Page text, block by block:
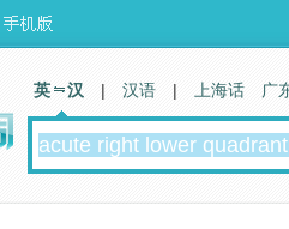
英 汉 | 汉语 | 上海话 广